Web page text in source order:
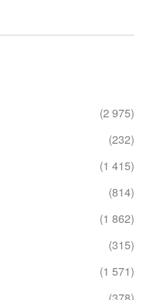
(2 975)
(232)
(1 415)
(814)
(1 862)
(315)
(1 571)